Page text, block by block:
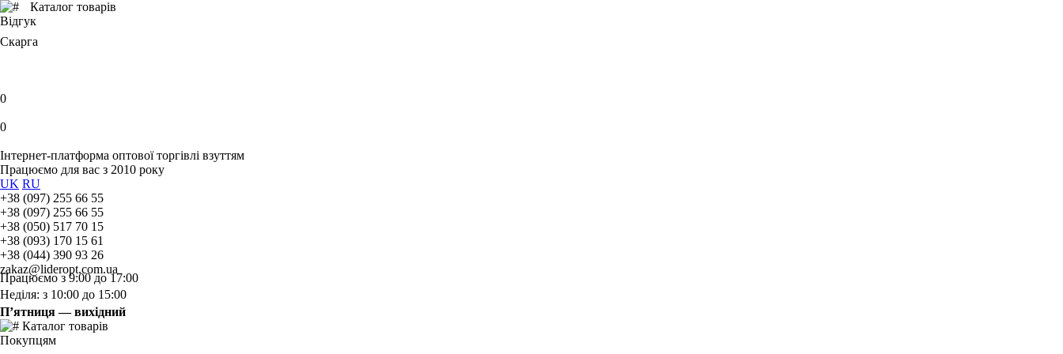
Каталог товарів
Відгук
Скарга
0
0
Інтернет-платформа оптової торгівлі взуттям
Працюємо для вас з 2010 року
UK RU
+38 (097) 255 66 55
+38 (097) 255 66 55
+38 (050) 517 70 15
+38 (093) 170 15 61
+38 (044) 390 93 26
zakaz@lideropt.com.ua
Працюємо з 9:00 до 17:00
Неділя: з 10:00 до 15:00
П’ятниця — вихідний
Каталог товарів
Покупцям